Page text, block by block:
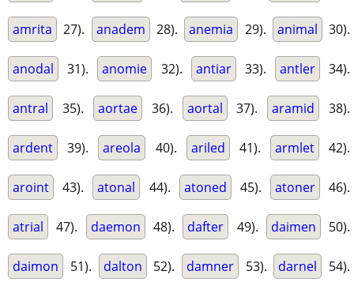
amrita 27). anadem 28). anemia 29). animal 30).
anodal 31). anomie 32). antiar 33). antler 34).
antral 35). aortae 36). aortal 37). aramid 38).
ardent 39). areola 40). ariled 41). armlet 42).
aroint 43). atonal 44). atoned 45). atoner 46).
atrial 47). daemon 48). dafter 49). daimen 50).
daimon 51). dalton 52). damner 53). darnel 54).